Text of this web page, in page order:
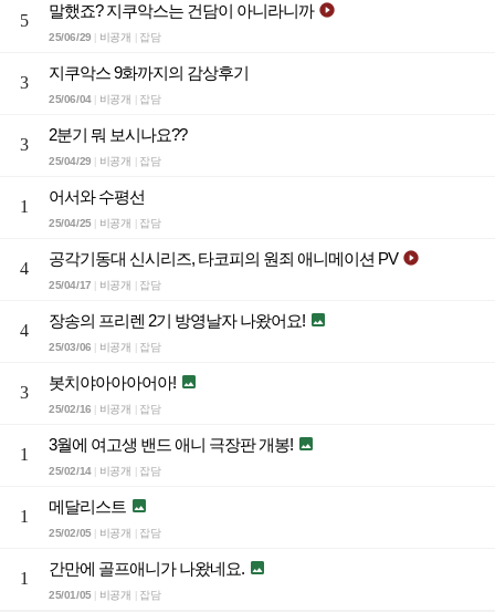
5
말했죠? 지쿠악스는 건담이 아니라니까 
25/06/29 비공개 잡담
3
지쿠악스 9화까지의 감상후기
25/06/04| 비공개 잡담
3
2분기 뭐 보시나요??
25/04/29 비공개 잡담
1
어서와 수평선
25/04/25| 비공개 잡담
4
공각기동대 신시리즈, 타코피의 원죄 애니메이션 PV 
25/04/17 비공개 잡담
4
장송의 프리렌 2기 방영날자 나왔어요! 
25/03/06 비공개 잡담
3
봇치야아아아어아! 
25/02/16 비공개 잡담
1
3월에 여고생 밴드 애니 극장판 개봉! 
25/02/14| 비공개 잡담
1
메달리스트 
25/02/05| 비공개 잡담
1
간만에 골프애니가 나왔네요. 
25/01/05| 비공개 잡담